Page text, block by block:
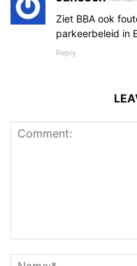
Ziet BBA ook
parkeerbeleid in
Reply